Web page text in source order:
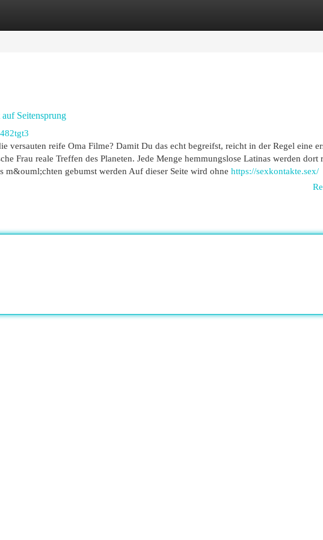
Seitensprung
versauten reife Oma Filme? Damit Du das echt begreifst, reicht in der Regel eine
Frau reale Treffen des Planeten. Jede Menge hemmungslose Latinas werden dort
m&ouml;chten gebumst werden Auf dieser Seite wird ohne https://sexkontakte.sex/